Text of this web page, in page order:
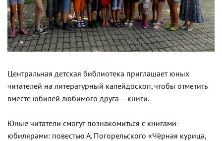
Центральная детская библиотека приглашает юных
читателей на литературный калейдоскоп, чтобы отметить
вместе юбилей любимого друга – книги.
Юные читатели смогут познакомиться с книгами-
юбилярами: повестью А. Погорельского «Чёрная курица,